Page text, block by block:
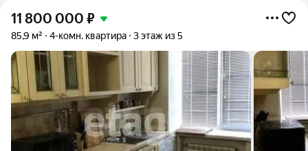
11 800 000 ₽
85,9 м² 4-комн. квартира 3 этаж из 5